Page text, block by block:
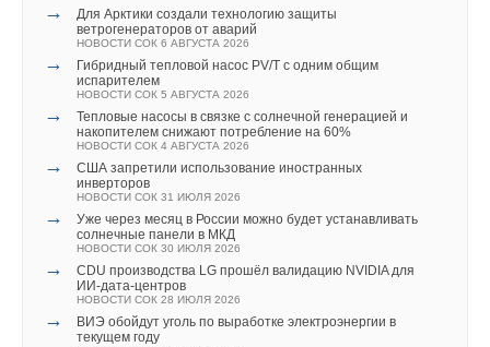
→
Для Арктики создали технологию защиты
ветрогенераторов от аварий
НОВОСТИ СОК 6 АВГУСТА 2026
→
Гибридный тепловой насос PV/T с одним общим
испарителем
НОВОСТИ СОК 5 АВГУСТА 2026
→
Тепловые насосы в связке с солнечной генерацией и
накопителем снижают потребление на 60%
НОВОСТИ СОК 4 АВГУСТА 2026
→
США запретили использование иностранных
инверторов
НОВОСТИ СОК 31 ИЮЛЯ 2026
→
Уже через месяц в России можно будет устанавливать
солнечные панели в МКД
НОВОСТИ СОК 30 ИЮЛЯ 2026
→
CDU производства LG прошёл валидацию NVIDIA для
ИИ-дата-центров
НОВОСТИ СОК 28 ИЮЛЯ 2026
→
ВИЭ обойдут уголь по выработке электроэнергии в
текущем году
Ваш E-mail *
Добавить комментарий
Ваше имя *
Ваш E-mail *
Текст комментария